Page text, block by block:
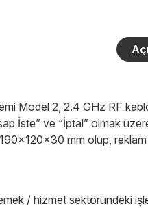
Model 2, 2.4 GHz RF
İste” ve “İptal” olmak
mm olup,
/ hizmet sektöründeki